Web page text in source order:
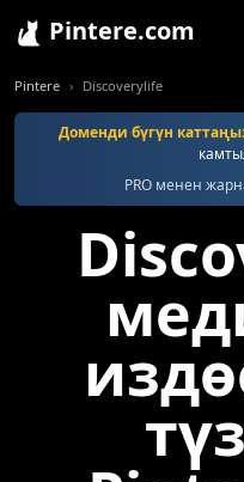
Pintere.com
Pintere Discoverylife
Доменди бүгүн
PRO менен